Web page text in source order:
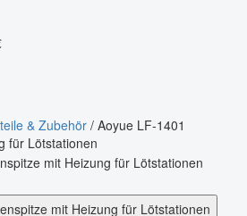
& Zubehör / Aoyue LF-1401
für Lötstationen